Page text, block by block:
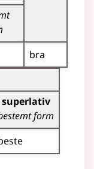
bra
superlativ
form